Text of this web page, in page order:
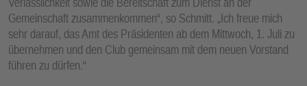
Gemeinschaft zusammenkommen“, so Schmitt. „Ich freue mich
sehr darauf, das Amt des Präsidenten ab dem Mittwoch, 1. Juli zu
übernehmen und den Club gemeinsam mit dem neuen Vorstand
führen zu dürfen.“